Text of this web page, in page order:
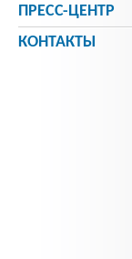
ПРЕСС-ЦЕНТР
КОНТАКТЫ